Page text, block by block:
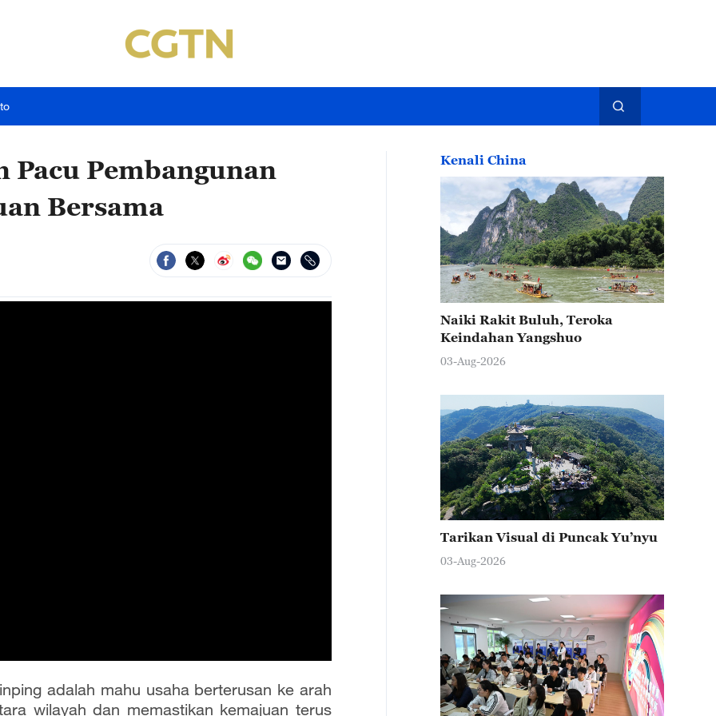
Pacu Pembangunan
Bersama
adalah mahu usaha berterusan ke arah
wilayah dan memastikan kemajuan terus
Kenali China
Naiki Rakit Buluh, Teroka
Keindahan Yangshuo
03-Aug-2026
Tarikan Visual di Puncak Yu’nyu
03-Aug-2026